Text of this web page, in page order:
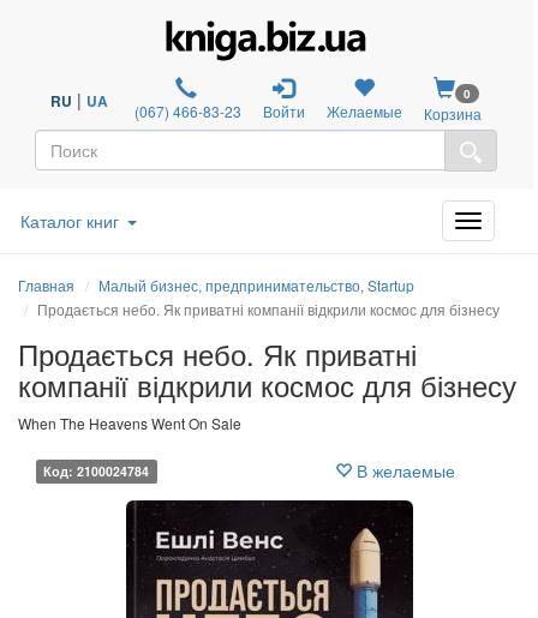
RU | UA (067) 466-83-23 Войти Желаемые
0
Корзина
Каталог книг
Главная
Малый бизнес, предпринимательство, Startup
Продається небо. Як приватні компанії відкрили космос для бізнесу
Продається небо. Як приватні
компанії відкрили космос для бізнесу
When The Heavens Went On Sale
Код: 2100024784 В желаемые